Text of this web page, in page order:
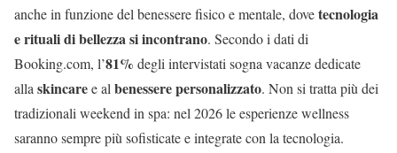
anche in funzione del benessere fisico e mentale, dovetecnologia
e rituali di bellezza si incontrano. Secondo i dati di
Booking.com, l’81% degli intervistati sogna vacanze dedicate
alla skincaree al benessere personalizzato. Non si tratta più dei
tradizionali weekend in spa: nel 2026 le esperienze wellness
saranno sempre più sofisticate e integrate con la tecnologia.